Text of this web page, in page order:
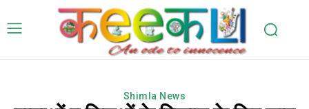
Shimla News